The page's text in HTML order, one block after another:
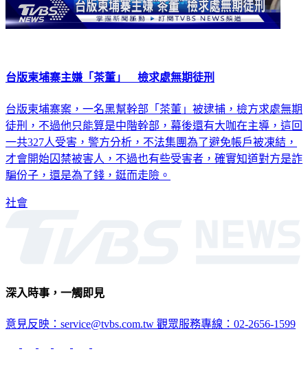
台版柬埔寨主嫌「茶董」 檢求處無期徒刑
台版柬埔寨案，一名黑幫幹部「茶董」被逮捕，檢方求處無期
徒刑，不過他只能算是中階幹部，幕後還有大咖在主導，這回
一共327人受害，警方分析，不法集團為了避免帳戶被凍結，
才會開始囚禁被害人，不過也有些受害者，確實知道對方是詐
騙份子，還是為了錢，鋌而走險。
社會
深入時事，一觸即見
意見反映：service@tvbs.com.tw 觀眾服務專線：02-2656-1599